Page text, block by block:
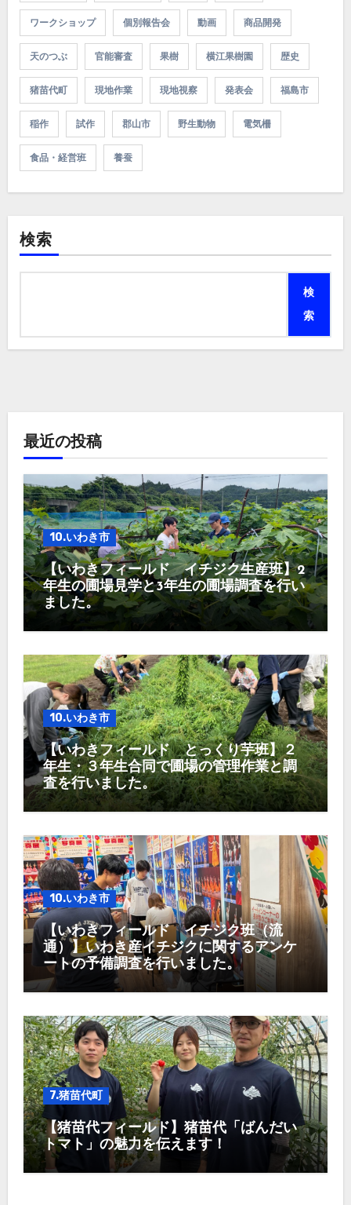
ワークショップ 個別報告会 動画 商品開発
天のつぶ 官能審査 果樹 横江果樹園 歴史
猪苗代町 現地作業 現地視察 発表会 福島市
稲作 試作 郡山市 野生動物 電気柵
食品・経営班 養蚕
検索
検
索
最近の投稿
10.いわき市
【いわきフィールド イチジク生産班】2
年生の圃場見学と3年生の圃場調査を行い
ました。
10.いわき市
【いわきフィールド とっくり芋班】２
年生・３年生合同で圃場の管理作業と調
査を行いました。
10.いわき市
【いわきフィールド イチジク班（流
通）】いわき産イチジクに関するアンケ
ートの予備調査を行いました。
7.猪苗代町
【猪苗代フィールド】猪苗代「ばんだい
トマト」の魅力を伝えます！